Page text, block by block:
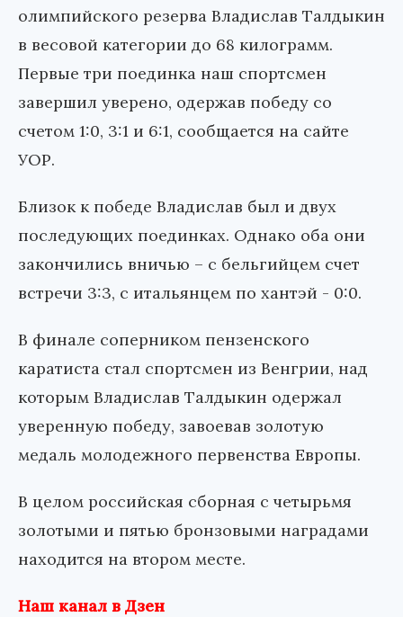
олимпийского резерва Владислав Талдыкин
в весовой категории до 68 килограмм.
Первые три поединка наш спортсмен
завершил уверено, одержав победу со
счетом 1:0, 3:1 и 6:1, сообщается на сайте
УОР.
Близок к победе Владислав был и двух
последующих поединках. Однако оба они
закончились вничью – с бельгийцем счет
встречи 3:3, с итальянцем по хантэй - 0:0.
В финале соперником пензенского
каратиста стал спортсмен из Венгрии, над
которым Владислав Талдыкин одержал
уверенную победу, завоевав золотую
медаль молодежного первенства Европы.
В целом российская сборная с четырьмя
золотыми и пятью бронзовыми наградами
находится на втором месте.
Наш канал в Дзен